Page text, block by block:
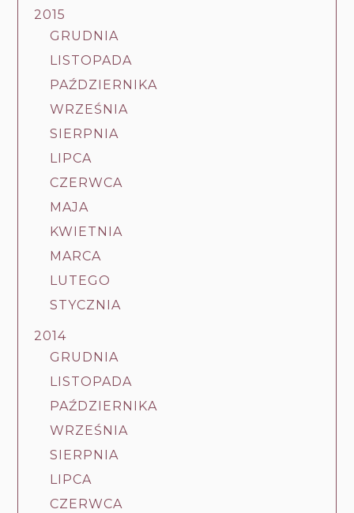
2015
GRUDNIA
LISTOPADA
PAŹDZIERNIKA
WRZEŚNIA
SIERPNIA
LIPCA
CZERWCA
MAJA
KWIETNIA
MARCA
LUTEGO
STYCZNIA
2014
GRUDNIA
LISTOPADA
PAŹDZIERNIKA
WRZEŚNIA
SIERPNIA
LIPCA
CZERWCA